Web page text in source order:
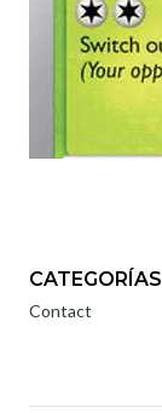
CATEGORÍAS
Contact